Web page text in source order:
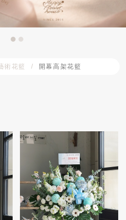
術花籃 開幕高架花籃